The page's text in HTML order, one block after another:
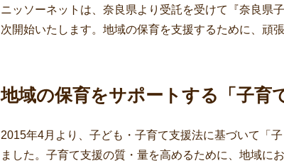
ニッソーネットは、奈良県より受託を受けて『奈良県
次開始いたします。地域の保育を支援するために、頑
地域の保育をサポートする「子育
2015年4月より、子ども・子育て支援法に基づいて「
ました。子育て支援の質・量を高めるために、地域に